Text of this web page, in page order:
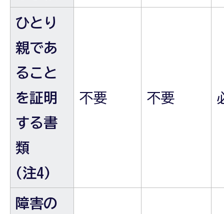
ひとり
親であ
ること
を証明
する書
類
(注4)
不要 不要
障害の